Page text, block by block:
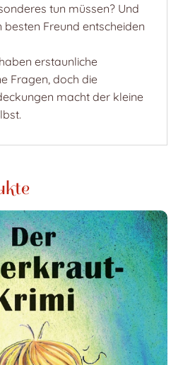
tun müssen? Und
besten Freund entscheiden
erstaunliche
Fragen, doch die
macht der kleine